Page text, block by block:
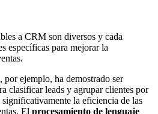
a CRM son diversos y cada
específicas para mejorar la
, por ejemplo, ha demostrado ser
clasificar leads y agrupar clientes por
la eficiencia de las
El procesamiento de lenguaje